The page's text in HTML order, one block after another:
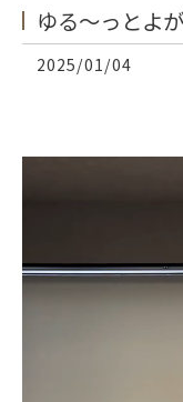
ゆる〜っとよ
2025/01/04